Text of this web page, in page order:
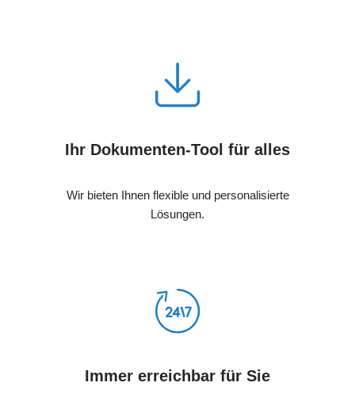
Ihr Dokumenten-Tool für alles
Wir bieten Ihnen flexible und personalisierte
Lösungen.
Immer erreichbar für Sie